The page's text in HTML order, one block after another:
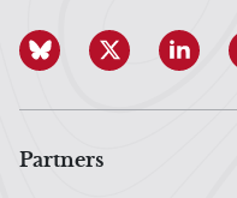
Partners